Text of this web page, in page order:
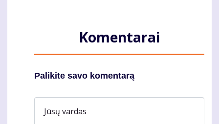
Komentarai
Palikite savo komentarą
Jūsų vardas